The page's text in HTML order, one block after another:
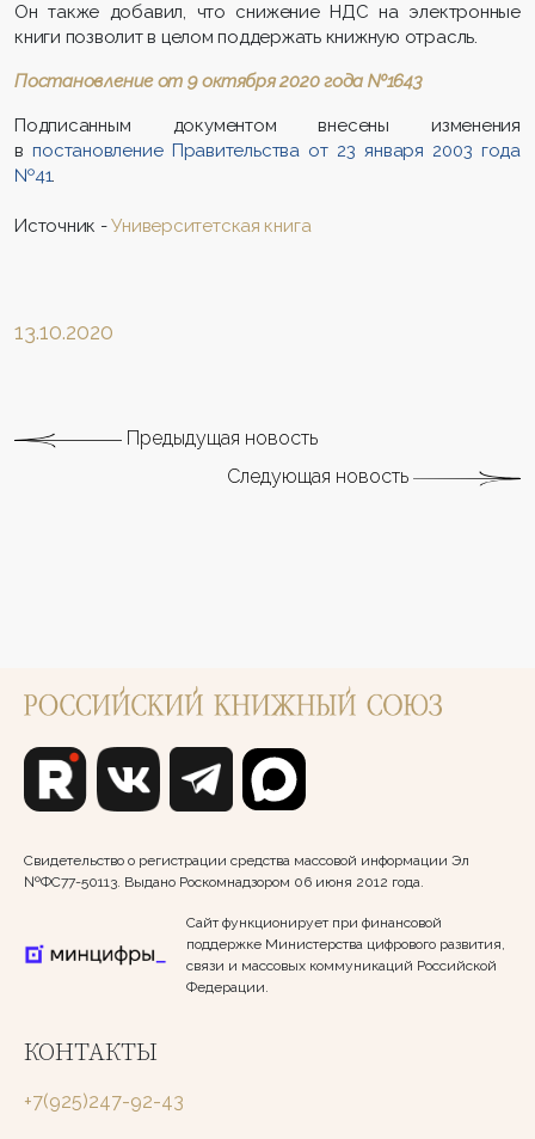
Он также добавил, что снижение НДС на электронные
книги позволит в целом поддержать книжную отрасль.
Постановление от 9 октября 2020 года №1643
Подписанным документом внесены изменения
впостановление Правительства от 23 января 2003 года
№41.
Источник -Университетская книга
13.10.2020
Предыдущая новость
Следующая новость
Свидетельство о регистрации средства массовой информации Эл
№ФС77-50113. Выдано Роскомнадзором 06 июня 2012 года.
Сайт функционирует при финансовой
поддержке Министерства цифрового развития,
связи и массовых коммуникаций Российской
Федерации.
КОНТАКТЫ
+7(925)247-92-43